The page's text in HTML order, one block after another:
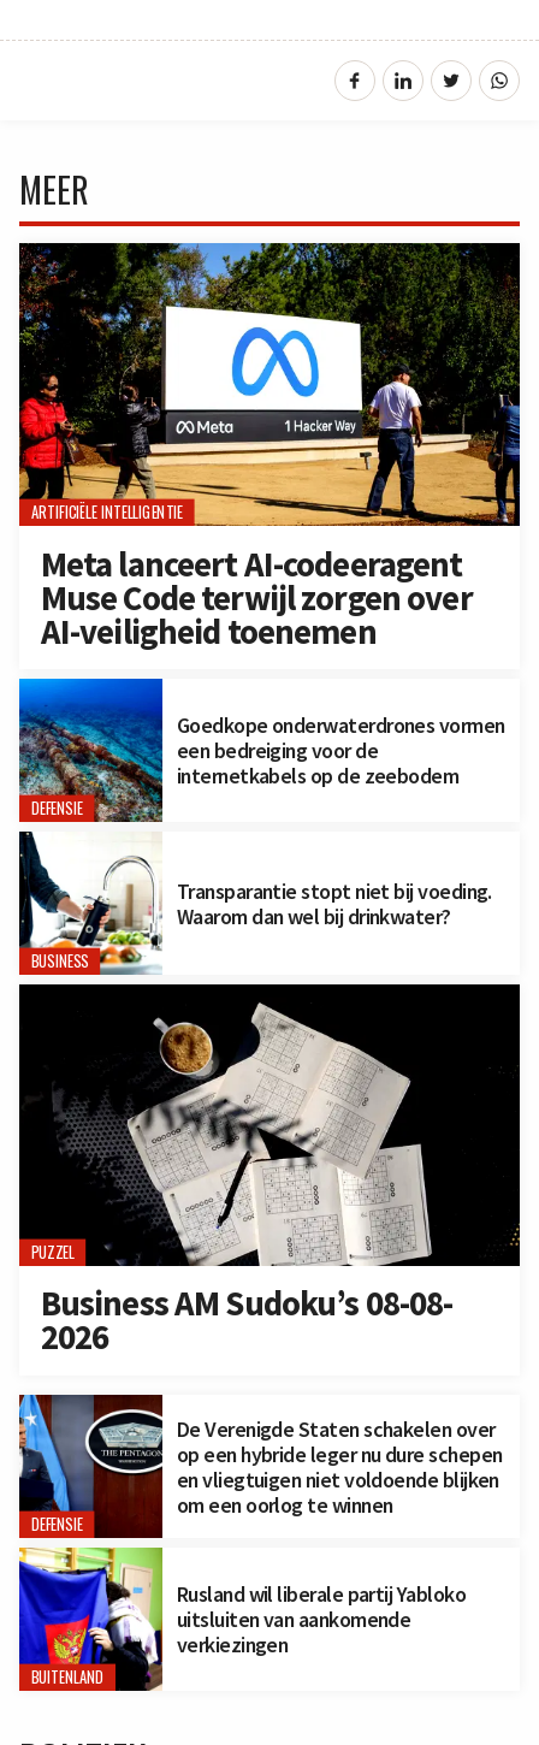
MEER
ARTIFICIËLE INTELLIGENTIE
Meta lanceert AI-codeeragent
Muse Code terwijl zorgen over
AI-veiligheid toenemen
DEFENSIE
Goedkope onderwaterdrones vormen
een bedreiging voor de
internetkabels op de zeebodem
BUSINESS
Transparantie stopt niet bij voeding.
Waarom dan wel bij drinkwater?
PUZZEL
Business AM Sudoku’s 08-08-
2026
DEFENSIE
De Verenigde Staten schakelen over
op een hybride leger nu dure schepen
en vliegtuigen niet voldoende blijken
om een oorlog te winnen
BUITENLAND
Rusland wil liberale partij Yabloko
uitsluiten van aankomende
verkiezingen